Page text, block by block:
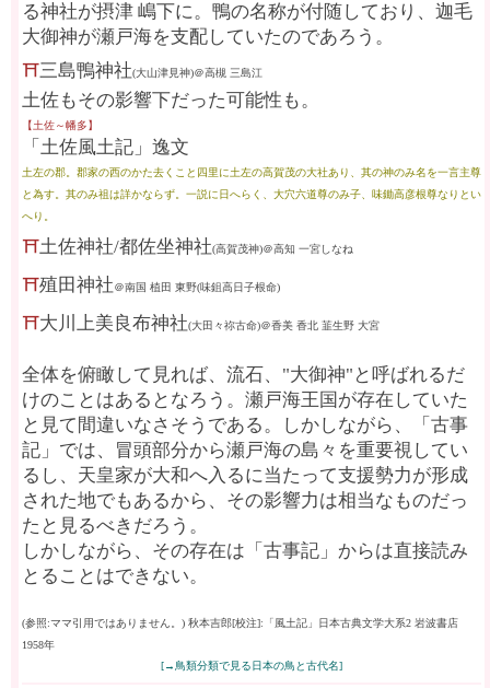
る神社が摂津 嶋下に。鴨の名称が付随しており、迦毛
大御神が瀬戸海を支配していたのであろう。
⛩三島鴨神社(大山津見神)＠高槻 三島江
土佐もその影響下だった可能性も。
【土佐～幡多】
「土佐風土記」逸文
土左の郡。郡家の西のかた去くこと四里に土左の高賀茂の大社あり、其の神のみ名を一言主尊
と為す。其のみ祖は詳かならず。一説に日へらく、大穴六道尊のみ子、味鋤高彦根尊なりとい
へり。
⛩土佐神社/都佐坐神社(高賀茂神)＠高知 一宮しなね
⛩殖田神社＠南国 植田 東野(味鉏高日子根命)
⛩大川上美良布神社(大田々祢古命)＠香美 香北 韮生野 大宮
全体を俯瞰して見れば、流石、"大御神"と呼ばれるだ
けのことはあるとなろう。瀬戸海王国が存在していた
と見て間違いなさそうである。しかしながら、「古事
記」では、冒頭部分から瀬戸海の島々を重要視してい
るし、天皇家が大和へ入るに当たって支援勢力が形成
された地でもあるから、その影響力は相当なものだっ
たと見るべきだろう。
しかしながら、その存在は「古事記」からは直接読み
とることはできない。
(参照:ママ引用ではありません。) 秋本吉郎[校注]:「風土記」日本古典文学大系2 岩波書店
1958年
[→鳥類分類で見る日本の鳥と古代名]